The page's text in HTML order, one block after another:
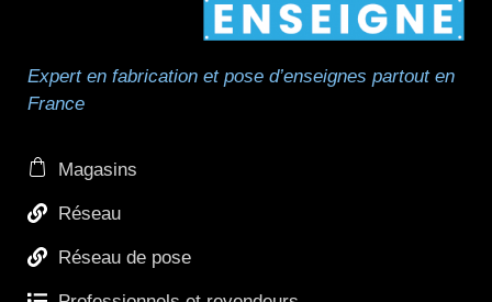
Expert en fabrication et pose d’enseignes partout en
France
Magasins
Réseau
Réseau de pose